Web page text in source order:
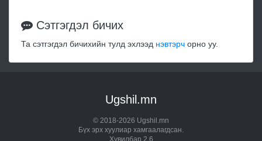
Сэтгэгдэл бичих
Та сэтгэгдэл бичихийн тулд эхлээд нэвтэрч орно уу.
Ugshil.mn
© 2018-2026 Ugshil.mn
Бүх эрх хуулиар хамгаалагдсан.